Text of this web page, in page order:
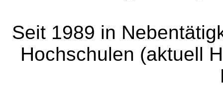
Seit 1989 in
Hochschulen (aktuell